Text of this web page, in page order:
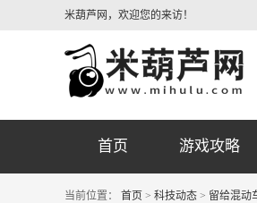
米葫芦网，欢迎您的来访！
首页 游戏攻略
当前位置： 首页 > 科技动态 > 留给混动